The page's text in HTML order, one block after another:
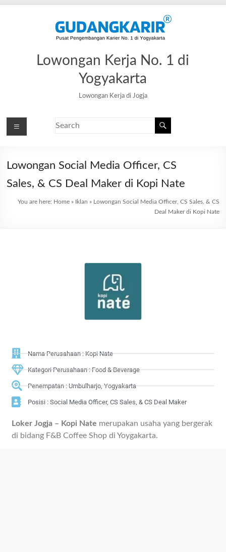
Lowongan Kerja No. 1 di
Yogyakarta
Lowongan Kerja di Jogja
Lowongan Social Media Officer, CS
Sales, & CS Deal Maker di Kopi Nate
You are here: Home» Iklan » Lowongan Social Media Officer, CS Sales, & CS
Deal Maker di Kopi Nate
Nama Perusahaan : Kopi Nate
Kategori Perusahaan : Food & Beverage
Penempatan : Umbulharjo, Yogyakarta
Posisi : Social Media Officer, CS Sales, & CS Deal Maker
Loker Jogja – Kopi Nate merupakan usaha yang bergerak
di bidang F&B Coffee Shop di Yoygakarta.